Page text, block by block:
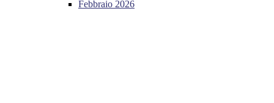
Febbraio 2026